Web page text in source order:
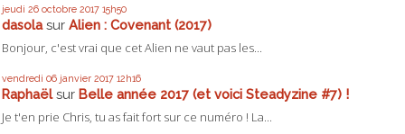
jeudi 26 octobre 2017 15h50
dasolasur Alien : Covenant (2017)
Bonjour, c'est vrai que cet Alien ne vaut pas les...
vendredi 06 janvier 2017 12h16
Raphaëlsur Belle année 2017 (et voici Steadyzine #7) !
Je t'en prie Chris, tu as fait fort sur ce numéro ! La...